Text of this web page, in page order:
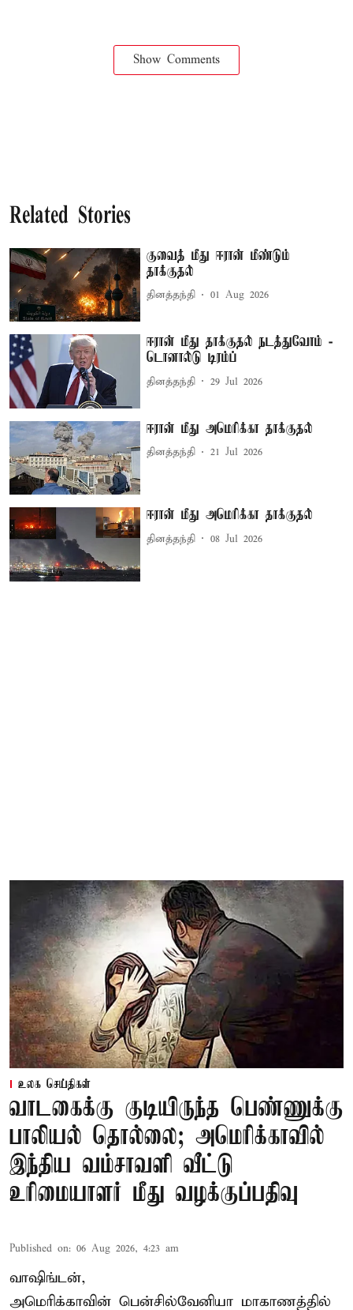
Show Comments
Related Stories
குவைத் மீது ஈரான் மீண்டும்
தாக்குதல்
தினத்தந்தி 01 Aug 2026
ஈரான் மீது தாக்குதல் நடத்துவோம் -
டொனால்டு டிரம்ப்
தினத்தந்தி 29 Jul 2026
ஈரான் மீது அமெரிக்கா தாக்குதல்
தினத்தந்தி 21 Jul 2026
ஈரான் மீது அமெரிக்கா தாக்குதல்
தினத்தந்தி 08 Jul 2026
உலக செய்திகள்
வாடகைக்கு குடியிருந்த பெண்ணுக்கு
பாலியல் தொல்லை; அமெரிக்காவில்
இந்திய வம்சாவளி வீட்டு
உரிமையாளர் மீது வழக்குப்பதிவு
Published on: 06 Aug 2026, 4:23 am
வாஷிங்டன்,
அமெரிக்காவின் பென்சில்வேனியா மாகாணத்தில்